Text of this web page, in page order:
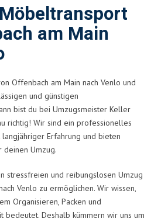
am Main
Offenbach am Main nach Venlo und
und günstigen
bist du bei Umzugsmeister Keller
richtig! Wir sind ein professionelles
Erfahrung und bieten
Umzug.
stressfreien und reibungslosen Umzug
Venlo zu ermöglichen. Wir wissen,
Organisieren, Packen und
bedeutet. Deshalb kümmern wir uns um